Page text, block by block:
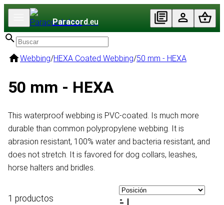
Paracord.eu
Webbing/HEXA Coated Webbing/50 mm - HEXA
50 mm - HEXA
This waterproof webbing is PVC-coated. Is much more
durable than common polypropylene webbing. It is
abrasion resistant, 100% water and bacteria resistant, and
does not stretch. It is favored for dog collars, leashes,
horse halters and bridles.
1 productos